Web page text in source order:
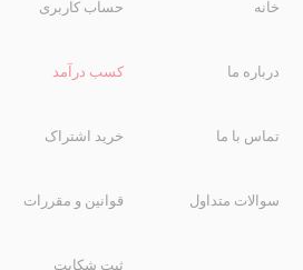
خانه
درباره ما
تماس با ما
سوالات متداول
حساب کاربری
کسب درآمد
خرید اشتراک
قوانین و مقررات
ثبت شکایت